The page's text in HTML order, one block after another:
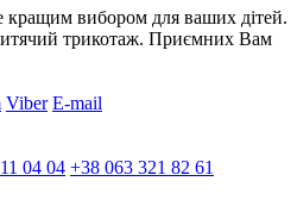
вибором для ваших дітей.
трикотаж. Приємних Вам
Viber E-mail
04 04 +38 063 321 82 61